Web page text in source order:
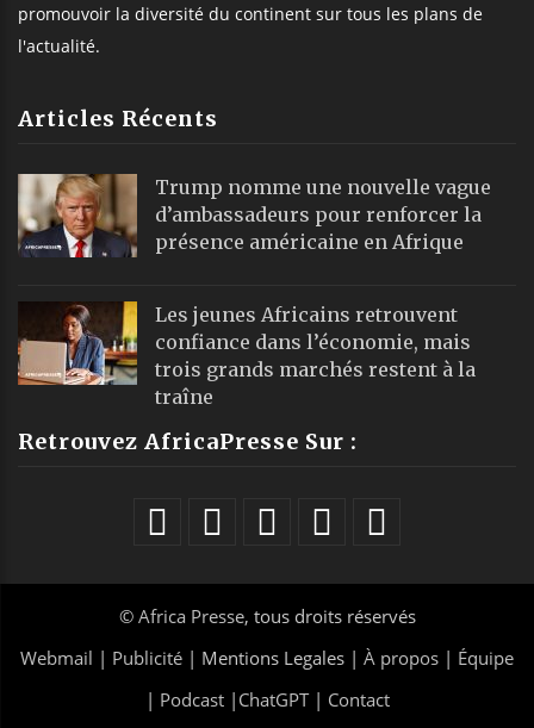
promouvoir la diversité du continent sur tous les plans de
l'actualité.
Articles Récents
Trump nomme une nouvelle vague
d’ambassadeurs pour renforcer la
présence américaine en Afrique
Les jeunes Africains retrouvent
confiance dans l’économie, mais
trois grands marchés restent à la
traîne
Retrouvez AfricaPresse Sur :
© Africa Presse, tous droits réservés
Webmail | Publicité | Mentions Legales | À propos | Équipe
| Podcast| ChatGPT| Contact